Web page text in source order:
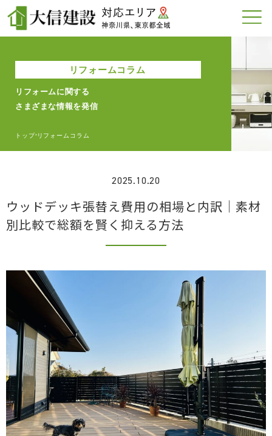
リフォームコラム
リフォームに関する
さまざまな情報を発信
トップ>リフォームコラム
2025.10.20
ウッドデッキ張替え費用の相場と内訳｜素材
別比較で総額を賢く抑える方法